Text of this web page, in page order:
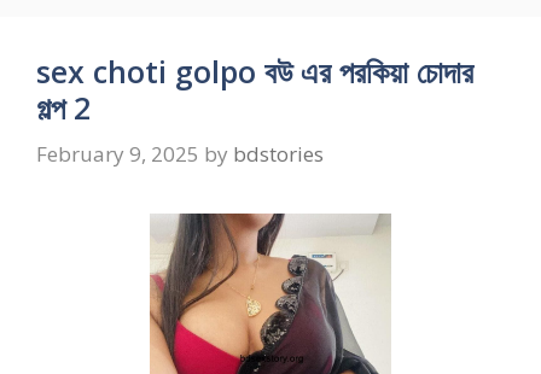
sex choti golpo বউ এর পরকিয়া চোদার
গল্প 2
February 9, 2025 by bdstories